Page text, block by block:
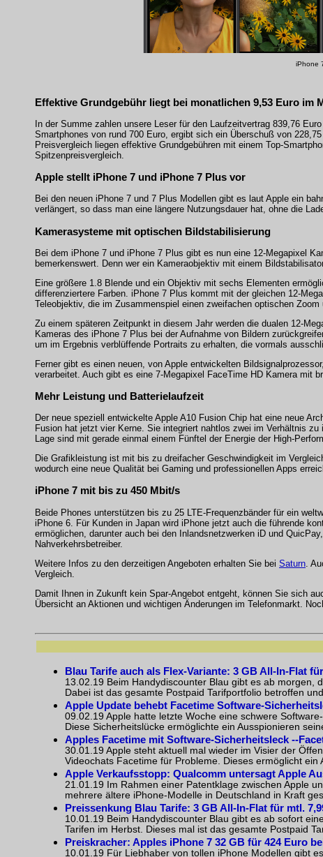
iPhone
Effektive Grundgebühr liegt bei monatlichen 9,53 Euro im
In der Summe zahlen unsere Leser für den Laufzeitvertrag 839,76
Smartphones von rund 700 Euro, ergibt sich ein Überschuß von
Preisvergleich liegen effektive Grundgebühren mit einem Top-
Spitzenpreisvergleich.
Apple stellt iPhone 7 und iPhone 7 Plus vor
Bei den neuen iPhone 7 und 7 Plus Modellen gibt es laut Apple ein
verlängert, so dass man eine längere Nutzungsdauer hat, ohne die
Kamerasysteme mit optischen Bildstabilisierung
Bei dem iPhone 7 und iPhone 7 Plus gibt es nun eine 12-Megapixel
bemerkenswert. Denn wer ein Kameraobjektiv mit einem
Eine größere 1.8 Blende und ein Objektiv mit sechs Elementen
differenziertere Farben. iPhone 7 Plus kommt mit der gleichen 12-
Teleobjektiv, die im Zusammenspiel einen zweifachen optischen
Zu einem späteren Zeitpunkt in diesem Jahr werden die dualen 12-
Kameras des iPhone 7 Plus bei der Aufnahme von Bildern
um im Ergebnis verblüffende Portraits zu erhalten, die vormals
Ferner gibt es einen neuen, von Apple entwickelten
verarbeitet. Auch gibt es eine 7-Megapixel FaceTime HD Kamera mit
Mehr Leistung und Batterielaufzeit
Der neue speziell entwickelte Apple A10 Fusion Chip hat eine neue
Fusion hat jetzt vier Kerne. Sie integriert nahtlos zwei im Verhältnis
Lage sind mit gerade einmal einem Fünftel der Energie der High-
Die Grafikleistung ist mit bis zu dreifacher Geschwindigkeit im
wodurch eine neue Qualität bei Gaming und professionellen Apps
iPhone 7 mit bis zu 450 Mbit/s
Beide Phones unterstützen bis zu 25 LTE-Frequenzbänder für ein
iPhone 6. Für Kunden in Japan wird iPhone jetzt auch die führende
ermöglichen, darunter auch bei den Inlandsnetzwerken iD und
Nahverkehrsbetreiber.
Weitere Infos zu den derzeitigen Angeboten erhalten Sie bei Saturn .
Vergleich.
Damit Ihnen in Zukunft kein Spar-Angebot entgeht, können Sie sich
Übersicht an Aktionen und wichtigen Änderungen im Telefonmarkt.
Blau Tarife auch als Flex-Variante: 3 GB All-In-Flat
13.02.19 Beim Handydiscounter Blau gibt es ab morgen,
Dabei ist das gesamte Postpaid Tarifportfolio betroffen
Apple Update behebt Facetime Software-
09.02.19 Apple hatte letzte Woche eine schwere
Diese Sicherheitslücke ermöglichte ein Ausspionieren
Apples Facetime mit Software-Sicherheitsleck --
30.01.19 Apple steht aktuell mal wieder im Visier der
Videochats Facetime für Probleme. Dieses ermöglicht ein
Apple Verkaufsstopp: Qualcomm untersagt Apple
21.01.19 Im Rahmen einer Patentklage zwischen Apple
mehrere ältere iPhone-Modelle in Deutschland in Kraft
Preissenkung Blau Tarife: 3 GB All-In-Flat für mtl.
10.01.19 Beim Handydiscounter Blau gibt es ab sofort
Tarifen im Herbst. Dieses mal ist das gesamte Postpaid
Preiskracher: Apples iPhone 7 32 GB für 424 Euro
10.01.19 Für Liebhaber von tollen iPhone Modellen gibt